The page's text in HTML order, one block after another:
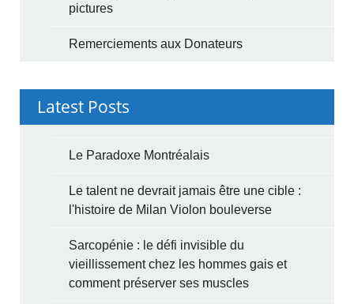
pictures
Remerciements aux Donateurs
Latest Posts
Le Paradoxe Montréalais
Le talent ne devrait jamais être une cible :
l'histoire de Milan Violon bouleverse
Sarcopénie : le défi invisible du
vieillissement chez les hommes gais et
comment préserver ses muscles